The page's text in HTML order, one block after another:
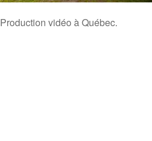
Production vidéo à Québec.